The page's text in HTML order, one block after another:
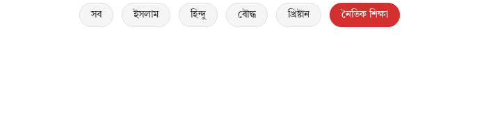
সব ইসলাম হিন্দু বৌদ্ধ খ্রিষ্টান নৈতিক শিক্ষা